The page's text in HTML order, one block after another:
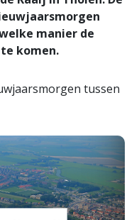
manier de
komen.
tussen